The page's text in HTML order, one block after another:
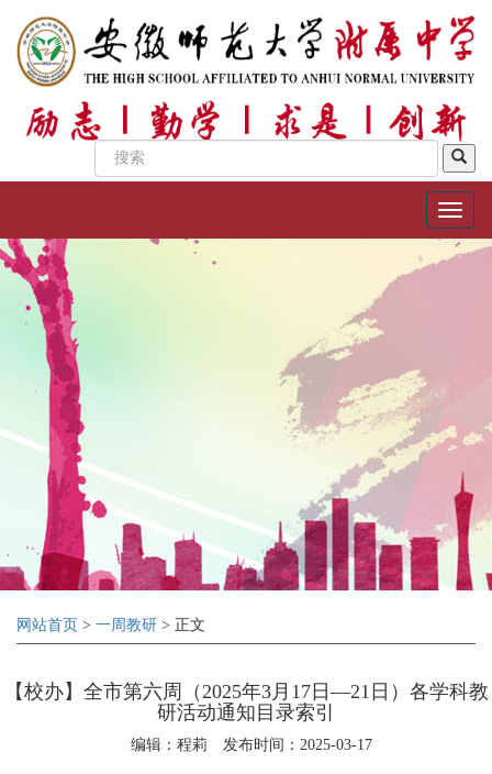
网站首页 > 一周教研 > 正文
【校办】全市第六周（2025年3月17日—21日）各学科教
研活动通知目录索引
编辑：程莉 发布时间：2025-03-17